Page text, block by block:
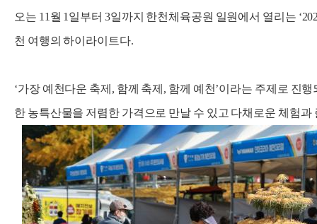
오는 11월 1일부터 3일까지 한천체육공원 일원에서 열리는
천 여행의 하이라이트다.
‘가장 예천다운 축제, 함께 축제, 함께 예천’이라는 주제로 진
한 농특산물을 저렴한 가격으로 만날 수 있고 다채로운 체험과